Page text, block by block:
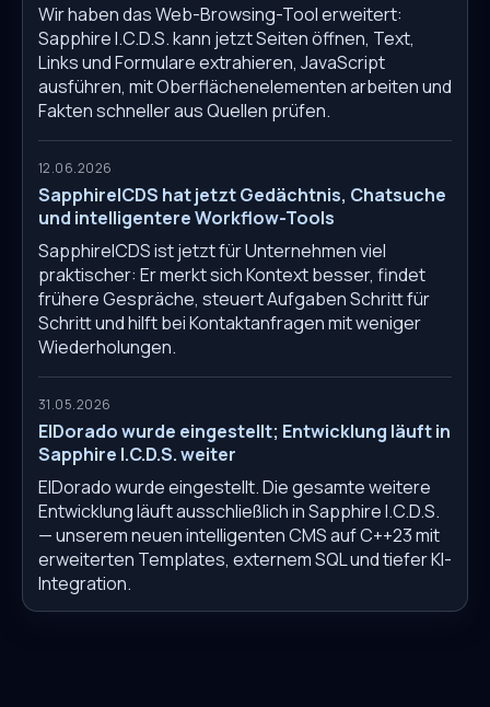
Wir haben das Web-Browsing-Tool erweitert:
Sapphire I.C.D.S. kann jetzt Seiten öffnen, Text,
Links und Formulare extrahieren, JavaScript
ausführen, mit Oberflächenelementen arbeiten und
Fakten schneller aus Quellen prüfen.
12.06.2026
SapphireICDS hat jetzt Gedächtnis, Chatsuche
und intelligentere Workflow-Tools
SapphireICDS ist jetzt für Unternehmen viel
praktischer: Er merkt sich Kontext besser, findet
frühere Gespräche, steuert Aufgaben Schritt für
Schritt und hilft bei Kontaktanfragen mit weniger
Wiederholungen.
31.05.2026
ElDorado wurde eingestellt; Entwicklung läuft in
Sapphire I.C.D.S. weiter
ElDorado wurde eingestellt. Die gesamte weitere
Entwicklung läuft ausschließlich in Sapphire I.C.D.S.
— unserem neuen intelligenten CMS auf C++23 mit
erweiterten Templates, externem SQL und tiefer KI-
Integration.